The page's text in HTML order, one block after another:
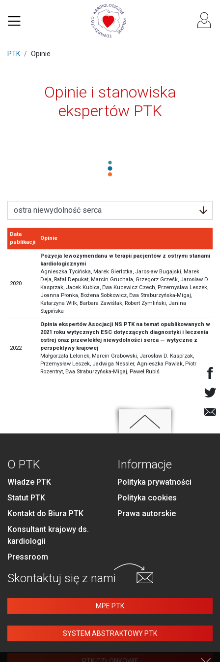
PTK Opinie
Opinie i stanowiska
ekspertów PTK
Data
publikacji
Opinie
2020
Pozycja lewozymendanu w terapii pacjentów z ostrymi stanami
kardiologicznymi
Agnieszka Tycińska, Marek Gierlotka, Jarosław Bugajski, Marek
Deja, Rafał Depukat, Marcin Gruchała, Grzegorz Grześk, Jarosław D.
Kasprzak, Jacek Kubica, Ewa Kucewicz Czech, Przemysław Leszek,
Joanna Płonka, Bożena Sobkowicz, Ewa Straburzyńska-Migaj,
Katarzyna Wilk, Barbara Zawiślak, Robert Zymliński, Janina
Stępińska
2022
Opinia ekspertów Asocjacji NS PTK na temat opublikowanych w
2021 roku wytycznych ESC dotyczących diagnostyki i leczenia
ostrej oraz przewlekłej niewydolności serca — wytyczne z
perspektywy krajowej
Małgorzata Lelonek, Marcin Grabowski, Jarosław D. Kasprzak,
Przemysław Leszek, Jadwiga Nessler, Agnieszka Pawlak, Piotr
Rozentryt, Ewa Straburzyńska-Migaj, Paweł Rubiś
O PTK
Władze PTK
Statut PTK
Kontakt do Biura PTK
Konsultant krajowy ds.
kardiologii
Pressroom
Informacje
Polityka prywatności
Polityka cookies
Prawa autorskie
Skontaktuj się z nami
MPE PTK
SYSTEM ABSTRAKTOWY PTK